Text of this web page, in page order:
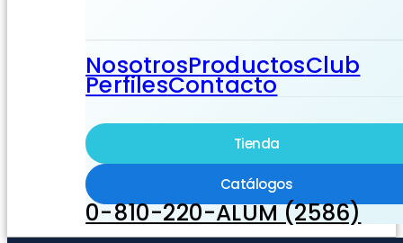
NosotrosProductosClub
PerfilesContacto
Tienda
Catálogos
0-810-220-ALUM (2586)